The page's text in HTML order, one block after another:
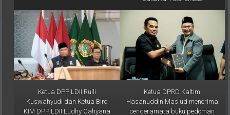
Ketua DPP LDII Rulli
Kuswahyudi dan Ketua Biro
KIM DPP LDII Ludhy Cahyana
memimpin Rakor KIM dan
Ketua DPRD Kaltim
Hasanuddin Mas'ud menerima
cenderamata buku pedoman
ibadah dari Prof. Krishna P